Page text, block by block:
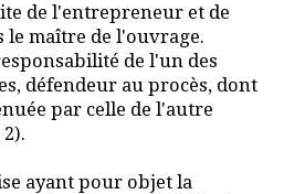
de l'entrepreneur et de
le maître de l'ouvrage.
de l'un des
défendeur au procès, dont
par celle de l'autre
ayant pour objet la